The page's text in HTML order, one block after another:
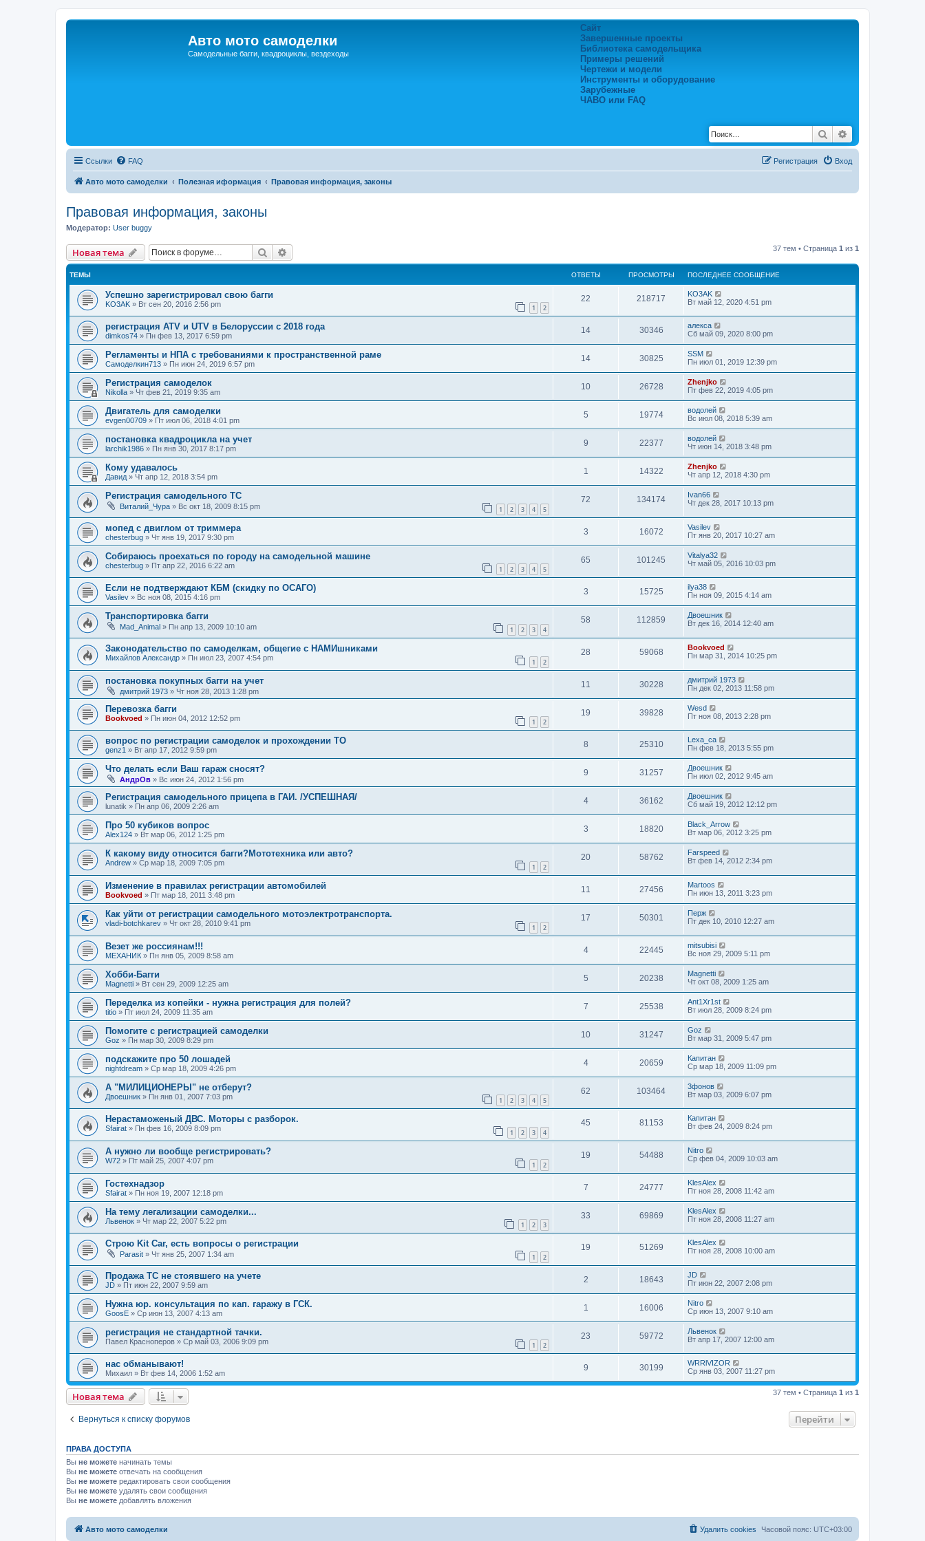
Авто мото самоделки
Самодельные багги, квадроциклы, вездеходы
Сайт
Завершенные проекты
Библиотека самодельщика
Примеры решений
Чертежи и модели
Инструменты и оборудование
Зарубежные
ЧАВО или FAQ
Поиск
Ссылки FAQ Вход
Регистрация
Авто мото самоделки Полезная иформация Правовая информация, законы
Правовая информация, законы
Модератор: User buggy
Новая тема Поиск 37 тем • Страница 1 из 1
ТЕМЫ ОТВЕТЫ ПРОСМОТРЫ ПОСЛЕДНЕЕ СООБЩЕНИЕ
Успешно зарегистрировал свою багги
KO3AK » Вт сен 20, 2016 2:56 pm 1 2
22 218717
KO3AK
Вт май 12, 2020 4:51 pm
регистрация ATV и UTV в Белоруссии с 2018 года
dimkos74 » Пн фев 13, 2017 6:59 pm
14 30346
алекса
Сб май 09, 2020 8:00 pm
Регламенты и НПА с требованиями к пространственной раме
Самоделкин713 » Пн июн 24, 2019 6:57 pm
14 30825
SSM
Пн июл 01, 2019 12:39 pm
Регистрация самоделок
Nikolla » Чт фев 21, 2019 9:35 am
10 26728
Zhenjko
Пт фев 22, 2019 4:05 pm
Двигатель для самоделки
evgen00709 » Пт июл 06, 2018 4:01 pm
5 19774
водолей
Вс июл 08, 2018 5:39 am
постановка квадроцикла на учет
larchik1986 » Пн янв 30, 2017 8:17 pm
9 22377
водолей
Чт июн 14, 2018 3:48 pm
Кому удавалось
Давид » Чт апр 12, 2018 3:54 pm
1 14322
Zhenjko
Чт апр 12, 2018 4:30 pm
Регистрация самодельного ТС
Виталий_Чура » Вс окт 18, 2009 8:15 pm 1 2 3 4 5
72 134174
Ivan66
Чт дек 28, 2017 10:13 pm
мопед с двиглом от триммера
chesterbug » Чт янв 19, 2017 9:30 pm
3 16072
Vasilev
Пт янв 20, 2017 10:27 am
Собираюсь проехаться по городу на самодельной машине
chesterbug » Пт апр 22, 2016 6:22 am 1 2 3 4 5
65 101245
Vitalya32
Чт май 05, 2016 10:03 pm
Если не подтверждают КБМ (скидку по ОСАГО)
Vasilev » Вс ноя 08, 2015 4:16 pm
3 15725
ilya38
Пн ноя 09, 2015 4:14 am
Транспортировка багги
Mad_Animal » Пн апр 13, 2009 10:10 am 1 2 3 4
58 112859
Двоешник
Вт дек 16, 2014 12:40 am
Законодательство по самоделкам, общегие с НАМИшниками
Михайлов Александр » Пн июл 23, 2007 4:54 pm 1 2
28 59068
Bookvoed
Пн мар 31, 2014 10:25 pm
постановка покупных багги на учет
дмитрий 1973 » Чт ноя 28, 2013 1:28 pm
11 30228
дмитрий 1973
Пн дек 02, 2013 11:58 pm
Перевозка багги
Bookvoed » Пн июн 04, 2012 12:52 pm 1 2
19 39828
Wesd
Пт ноя 08, 2013 2:28 pm
вопрос по регистрации самоделок и прохождении ТО
genz1 » Вт апр 17, 2012 9:59 pm
8 25310
Lexa_ca
Пн фев 18, 2013 5:55 pm
Что делать если Ваш гараж сносят?
АндрОв » Вс июн 24, 2012 1:56 pm
9 31257
Двоешник
Пн июл 02, 2012 9:45 am
Регистрация самодельного прицепа в ГАИ. /УСПЕШНАЯ/
lunatik » Пн апр 06, 2009 2:26 am
4 36162
Двоешник
Сб май 19, 2012 12:12 pm
Про 50 кубиков вопрос
Alex124 » Вт мар 06, 2012 1:25 pm
3 18820
Black_Arrow
Вт мар 06, 2012 3:25 pm
К какому виду относится багги?Мототехника или авто?
Andrew » Ср мар 18, 2009 7:05 pm 1 2
20 58762
Farspeed
Вт фев 14, 2012 2:34 pm
Изменение в правилах регистрации автомобилей
Bookvoed » Пт мар 18, 2011 3:48 pm
11 27456
Martoos
Пн июн 13, 2011 3:23 pm
Как уйти от регистрации самодельного мотоэлектротранспорта.
vladi-botchkarev » Чт окт 28, 2010 9:41 pm 1 2
17 50301
Перж
Пт дек 10, 2010 12:27 am
Везет же россиянам!!!
МЕХАНИК » Пн янв 05, 2009 8:58 am
4 22445
mitsubisi
Вс ноя 29, 2009 5:11 pm
Хобби-Багги
Magnetti » Вт сен 29, 2009 12:25 am
5 20238
Magnetti
Чт окт 08, 2009 1:25 am
Переделка из копейки - нужна регистрация для полей?
titio » Пт июл 24, 2009 11:35 am
7 25538
Ant1Xr1st
Вт июл 28, 2009 8:24 pm
Помогите с регистрацией самоделки
Goz » Пн мар 30, 2009 8:29 pm
10 31247
Goz
Вт мар 31, 2009 5:47 pm
подскажите про 50 лошадей
nightdream » Ср мар 18, 2009 4:26 pm
4 20659
Капитан
Ср мар 18, 2009 11:09 pm
А "МИЛИЦИОНЕРЫ" не отберут?
Двоешник » Пн янв 01, 2007 7:03 pm 1 2 3 4 5
62 103464
3фонов
Вт мар 03, 2009 6:07 pm
Нерастаможеный ДВС. Моторы с разборок.
Sfairat » Пн фев 16, 2009 8:09 pm 1 2 3 4
45 81153
Капитан
Вт фев 24, 2009 8:24 pm
А нужно ли вообще регистрировать?
W72 » Пт май 25, 2007 4:07 pm 1 2
19 54488
Nitro
Ср фев 04, 2009 10:03 am
Гостехнадзор
Sfairat » Пн ноя 19, 2007 12:18 pm
7 24777
KlesAlex
Пт ноя 28, 2008 11:42 am
На тему легализации самоделки...
Львенок » Чт мар 22, 2007 5:22 pm 1 2 3
33 69869
KlesAlex
Пт ноя 28, 2008 11:27 am
Строю Kit Car, есть вопросы о регистрации
Parasit » Чт янв 25, 2007 1:34 am 1 2
19 51269
KlesAlex
Пт ноя 28, 2008 10:00 am
Продажа ТС не стоявшего на учете
JD » Пт июн 22, 2007 9:59 am
2 18643
JD
Пт июн 22, 2007 2:08 pm
Нужна юр. консультация по кап. гаражу в ГСК.
GoosE » Ср июн 13, 2007 4:13 am
1 16006
Nitro
Ср июн 13, 2007 9:10 am
регистрация не стандартной тачки.
Павел Красноперов » Ср май 03, 2006 9:09 pm 1 2
23 59772
Львенок
Вт апр 17, 2007 12:00 am
нас обманывают!
Михаил » Вт фев 14, 2006 1:52 am
9 30199
WRRlVIZOR
Ср янв 03, 2007 11:27 pm
Новая тема 37 тем • Страница 1 из 1
Вернуться к списку форумов Перейти
ПРАВА ДОСТУПА
Вы не можете начинать темы
Вы не можете отвечать на сообщения
Вы не можете редактировать свои сообщения
Вы не можете удалять свои сообщения
Вы не можете добавлять вложения
Авто мото самоделки Часовой пояс: UTC+03:00
Удалить cookies